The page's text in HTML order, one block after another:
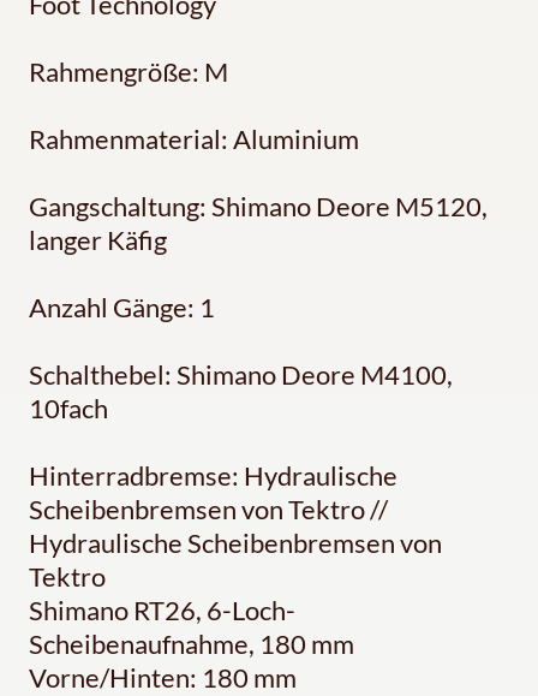
Rahmengröße: M
Rahmenmaterial: Aluminium
Gangschaltung: Shimano Deore M5120,
langer Käfig
Anzahl Gänge: 1
Schalthebel: Shimano Deore M4100,
10fach
Hinterradbremse: Hydraulische
Scheibenbremsen von Tektro //
Hydraulische Scheibenbremsen von
Tektro
Shimano RT26, 6-Loch-
Scheibenaufnahme, 180 mm
Vorne/Hinten: 180 mm